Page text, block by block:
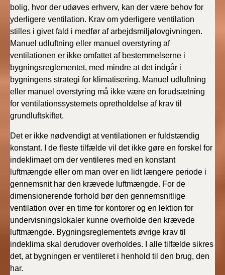
bolig, hvor der udøves erhverv, kan der være behov for
yderligere ventilation. Krav om yderligere ventilation
stilles i givet fald i medfør af arbejdsmiljølovgivningen.
Manuel udluftning eller manuel overstyring af
ventilationen er ikke omfattet af bestemmelserne i
bygningsreglementet, med mindre at det indgår i
bygningens strategi for klimatisering. Manuel udluftning
eller manuel overstyring må ikke være en forudsætning
for ventilationssystemets opretholdelse af krav til
grundluftskiftet.
Det er ikke nødvendigt at ventilationen er fuldstændig
konstant. I de fleste tilfælde vil det ikke gøre en forskel for
indeklimaet om der ventileres med en konstant
luftmængde eller om man over en lidt længere periode i
gennemsnit har den krævede luftmængde. For de
dimensionerende forhold bør den gennemsnitlige
ventilation over en time for kontorer og en lektion for
undervisningslokaler kunne overholde den krævede
luftmængde. Bygningsreglementets øvrige krav til
indeklima skal derudover overholdes. I alle tilfælde sikres
det, at bygningen er ventileret i henhold til den brug, den
har.